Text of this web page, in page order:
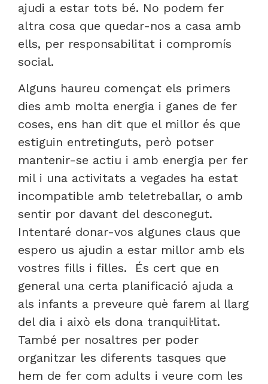
ajudi a estar tots bé. No podem fer
altra cosa que quedar-nos a casa amb
ells, per responsabilitat i compromís
social.
Alguns haureu començat els primers
dies amb molta energia i ganes de fer
coses, ens han dit que el millor és que
estiguin entretinguts, però potser
mantenir-se actiu i amb energia per fer
mil i una activitats a vegades ha estat
incompatible amb teletreballar, o amb
sentir por davant del desconegut.
Intentaré donar-vos algunes claus que
espero us ajudin a estar millor amb els
vostres fills i filles. És cert que en
general una certa planificació ajuda a
als infants a preveure què farem al llarg
del dia i això els dona tranquil·litat.
També per nosaltres per poder
organitzar les diferents tasques que
hem de fer com adults i veure com les